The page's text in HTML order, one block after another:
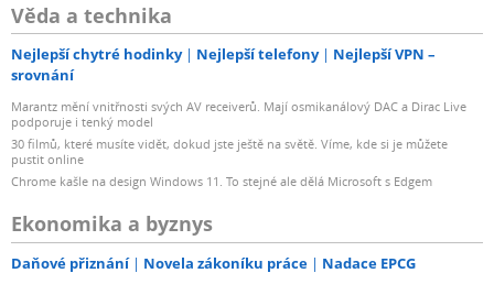
Věda a technika
Nejlepší chytré hodinky Nejlepší telefony
Nejlepší VPN –
srovnání
Marantz mění vnitřnosti svých AV receiverů. Mají osmikanálový DAC a Dirac Live
podporuje i tenký model
30 filmů, které musíte vidět, dokud jste ještě na světě. Víme, kde si je můžete
pustit online
Chrome kašle na design Windows 11. To stejné ale dělá Microsoft s Edgem
Ekonomika a byznys
Daňové přiznání Novela zákoníku práce Nadace EPCG